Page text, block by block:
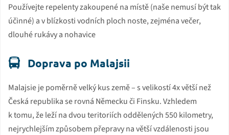
Používejte repelenty zakoupené na místě (naše nemusí být tak
účinné) a v blízkosti vodních ploch noste, zejména večer,
dlouhé rukávy a nohavice
Doprava po Malajsii
Malajsie je poměrně velký kus země – s velikostí 4x větší než
Česká republika se rovná Německu či Finsku. Vzhledem
k tomu, že leží na dvou teritoriích oddělených 550 kilometry,
nejrychlejším způsobem přepravy na větší vzdálenosti jsou